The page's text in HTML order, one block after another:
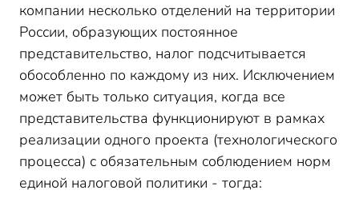
компании несколько отделений на территории
России, образующих постоянное
представительство, налог подсчитывается
обособленно по каждому из них. Исключением
может быть только ситуация, когда все
представительства функционируют в рамках
реализации одного проекта (технологического
процесса) с обязательным соблюдением норм
единой налоговой политики - тогда: